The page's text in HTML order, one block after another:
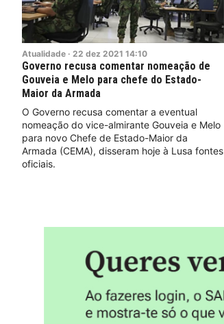
Atualidade · 22 dez 2021 14:10
Governo recusa comentar nomeação de
Gouveia e Melo para chefe do Estado-
Maior da Armada
O Governo recusa comentar a eventual
nomeação do vice-almirante Gouveia e Melo
para novo Chefe de Estado-Maior da
Armada (CEMA), disseram hoje à Lusa fontes
oficiais.